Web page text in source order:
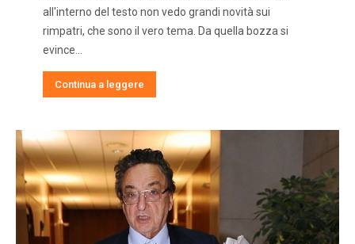
all'interno del testo non vedo grandi novità sui
rimpatri, che sono il vero tema. Da quella bozza si
evince…
Continua a leggere